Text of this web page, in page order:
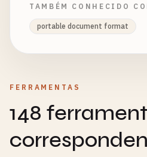
TAMBÉM CONHECIDO
portable document format
FERRAMENTAS
148